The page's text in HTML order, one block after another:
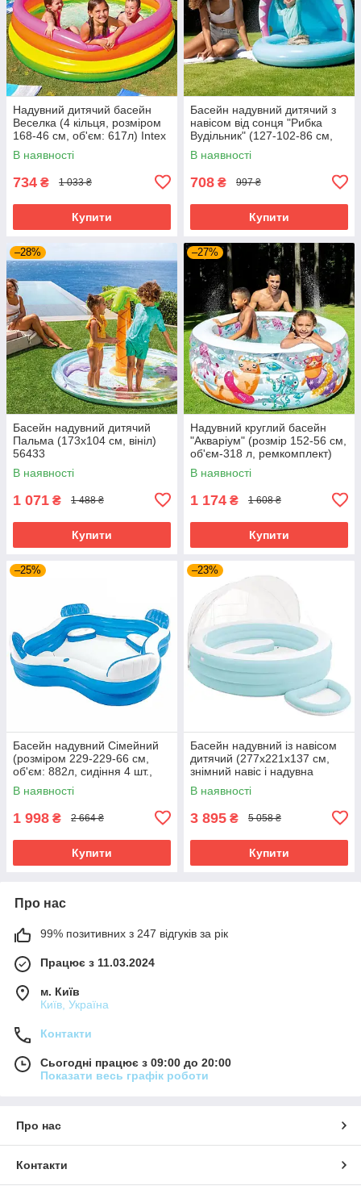
Надувний дитячий басейн
Веселка (4 кільця, розміром
168-46 см, об'єм: 617л) Intex
56441
В наявності
734 ₴ 1 033 ₴
Купити
Басейн надувний дитячий з
навісом від сонця "Рибка
Вудільник" (127-102-86 см,
об'єм 45 л.) Intex 58419
В наявності
708 ₴ 997 ₴
Купити
–28%
Басейн надувний дитячий
Пальма (173х104 см, вініл)
56433
В наявності
1 071 ₴ 1 488 ₴
Купити
–27%
Надувний круглий басейн
"Акваріум" (розмір 152-56 см,
об'єм-318 л, ремкомплект)
Intex 58480
В наявності
1 174 ₴ 1 608 ₴
Купити
–25%
Басейн надувний Сімейний
(розміром 229-229-66 см,
об'єм: 882л, сидіння 4 шт.,
підсклянники 2 шт.) 56475
В наявності
1 998 ₴ 2 664 ₴
Купити
–23%
Басейн надувний із навісом
дитячий (277х221х137 см,
знімний навіс і надувна
ванночка для ніг, 830 л)
57195
В наявності
3 895 ₴ 5 058 ₴
Купити
Про нас
99% позитивних з 247 відгуків за рік
Працює з 11.03.2024
м. Київ
Київ, Україна
Контакти
Сьогодні працює з 09:00 до 20:00
Показати весь графік роботи
Про нас
Контакти